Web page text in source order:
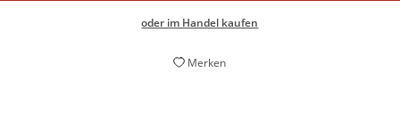
oder im Handel kaufen
Merken